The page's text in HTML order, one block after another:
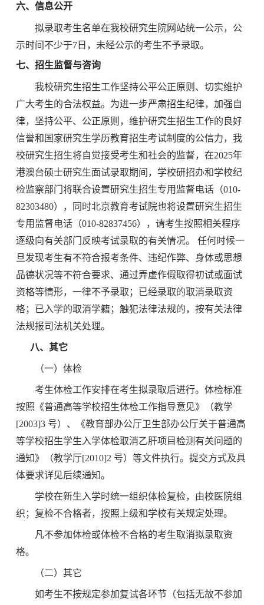
六、信息公开
拟录取考生名单在我校研究生院网站统一公示，公
示时间不少于7 日，未经公示的考生不予录取。
七、招生监督与咨询
我校研究生招生工作坚持公平公正原则、切实维护
广大考生的合法权益。为进一步严肃招生纪律，加强自
律，坚持公平、公正原则，维护研究生招生工作的良好
信誉和国家研究生学历教育招生考试制度的公信力，我
校研究生招生将自觉接受考生和社会的监督，在2025年
港澳台硕士研究生面试录取期间，学校研招办和学校纪
检监察部门将联合设置研究生招生专用监督电话 （010-
82303480），同时北京教育考试院也将设置研究生招生
专用监督电话（010-82837456），请考生按照相关程序
逐级向有关部门反映考试录取的有关情况。 任何时候一
旦发现考生有不符合报考条件、违纪作弊、身体或思想
品德状况等不符合要求、通过弄虚作假取得初试或面试
资格等情形，一律不予录取；已经录取的取消录取资
格；已入学的取消学籍；触犯法律法规的，按有关法律
法规报司法机关处理。
八、其它
（一）体检
考生体检工作安排在考生拟录取后进行。体检标准
按照《普通高等学校招生体检工作指导意见》（教学
[2003]3 号）、《教育部办公厅卫生部办公厅关于普通高
等学校招生学生入学体检取消乙肝项目检测有关问题的
通知》（教学厅[2010]2 号）等文件执行。 提交方式及具
体要求详见后续通知。
学校在新生入学时统一组织体检复检，由校医院组
织；复检不合格者，按照上级和学校有关规定处理。
凡不参加体检或体检不合格的考生取消拟录取资
格。
（二）其它
如考生不按规定参加复试各环节（包括无故不参加